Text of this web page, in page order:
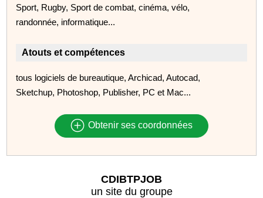
Sport, Rugby, Sport de combat, cinéma, vélo,
randonnée, informatique...
Atouts et compétences
tous logiciels de bureautique, Archicad, Autocad,
Sketchup, Photoshop, Publisher, PC et Mac...
Obtenir ses coordonnées
CDIBTPJOB
un site du groupe